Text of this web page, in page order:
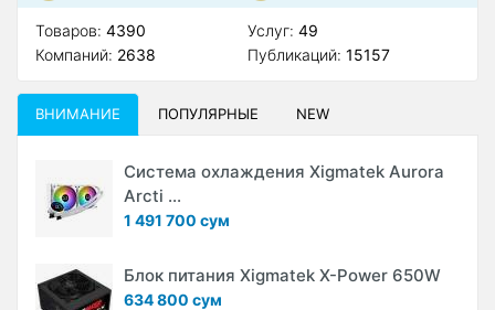
Товаров: 4390
Компаний: 2638
Услуг: 49
Публикаций: 15157
ВНИМАНИЕ ПОПУЛЯРНЫЕ NEW
Система охлаждения Xigmatek Aurora
Arcti ...
1 491 700 сум
Блок питания Xigmatek X-Power 650W
634 800 сум